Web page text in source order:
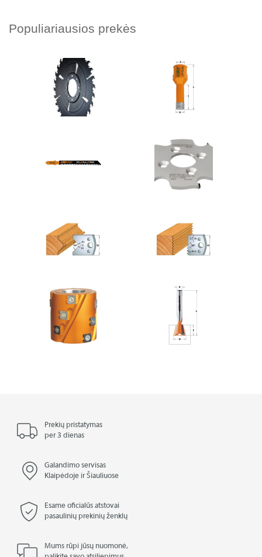
Populiariausios prekės
Prekių pristatymas
per 3 dienas
Galandimo servisas
Klaipėdoje ir Šiauliuose
Esame oficialūs atstovai
pasaulinių prekinių ženklų
Mums rūpi jūsų nuomonė,